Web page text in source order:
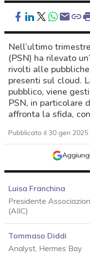
Nell’ultimo
(PSN) ha rilevato
rivolti alle
presenti sul cloud.
pubblico, viene
PSN, in particolare
affronta la sfida,
Pubblicato il 30 gen 2025
Luisa Franchina
Presidente
(AIIC)
Tommaso Diddi
Analyst, Hermes Bay